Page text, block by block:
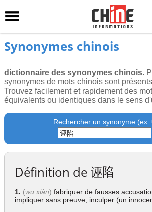
Synonymes chinois
dictionnaire des synonymes chinois.
synonymes de mots chinois sont
Trouvez facilement et rapidement des
équivalents ou identiques dans le sens
Rechercher un synonyme (ex:
Définition de 诬陷
1. (wū xiàn) fabriquer de fausses
impliquer sans preuve; inculper (un